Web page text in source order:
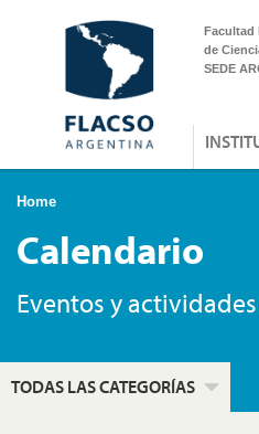
Facultad
de
SEDE
Home
Calendario
Eventos y
TODAS LAS CATEGORÍAS